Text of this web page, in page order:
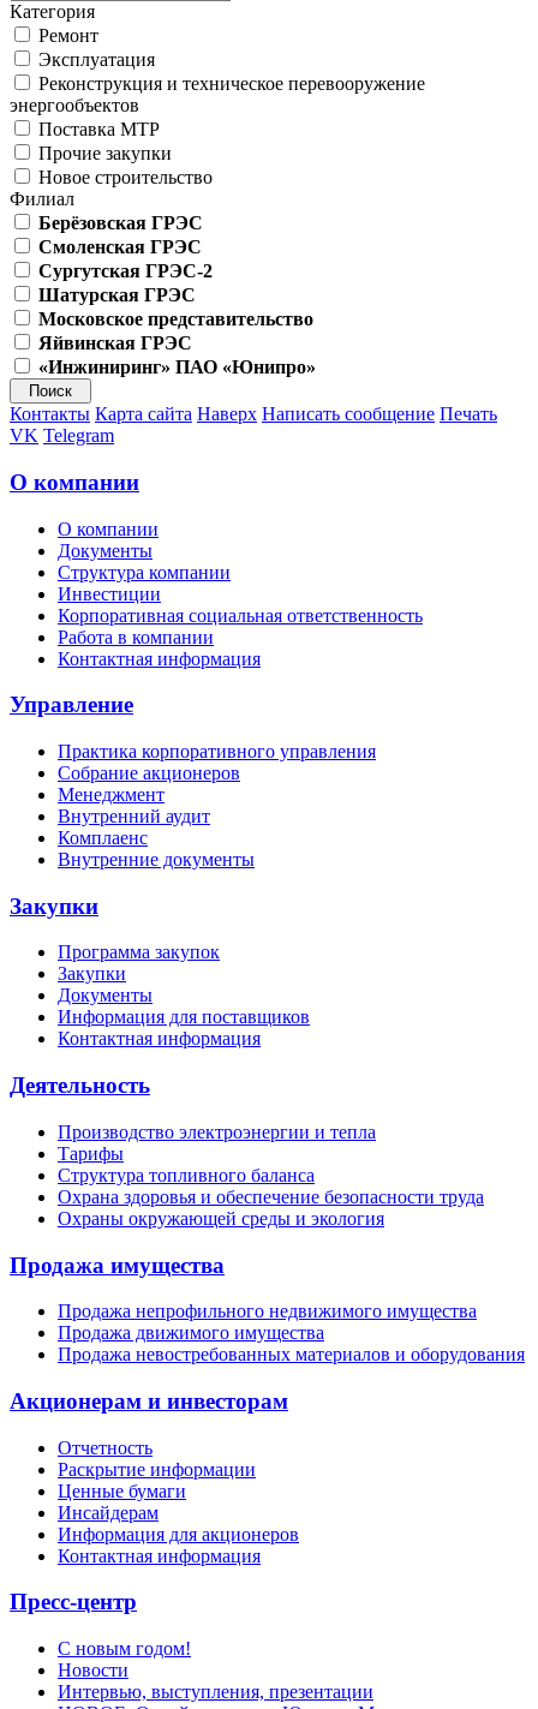
Категория
Ремонт
Эксплуатация
Реконструкция и техническое перевооружение
энергообъектов
Поставка МТР
Прочие закупки
Новое строительство
Филиал
Берёзовская ГРЭС
Смоленская ГРЭС
Сургутская ГРЭС-2
Шатурская ГРЭС
Московское представительство
Яйвинская ГРЭС
«Инжиниринг» ПАО «Юнипро»
Контакты Карта сайта Наверх Написать сообщение Печать
VK Telegram
О компании
О компании
Документы
Структура компании
Инвестиции
Корпоративная социальная ответственность
Работа в компании
Контактная информация
Управление
Практика корпоративного управления
Собрание акционеров
Менеджмент
Внутренний аудит
Комплаенс
Внутренние документы
Закупки
Программа закупок
Закупки
Документы
Информация для поставщиков
Контактная информация
Деятельность
Производство электроэнергии и тепла
Тарифы
Структура топливного баланса
Охрана здоровья и обеспечение безопасности труда
Охраны окружающей среды и экология
Продажа имущества
Продажа непрофильного недвижимого имущества
Продажа движимого имущества
Продажа невостребованных материалов и оборудования
Акционерам и инвесторам
Отчетность
Раскрытие информации
Ценные бумаги
Инсайдерам
Информация для акционеров
Контактная информация
Пресс-центр
С новым годом!
Новости
Интервью, выступления, презентации